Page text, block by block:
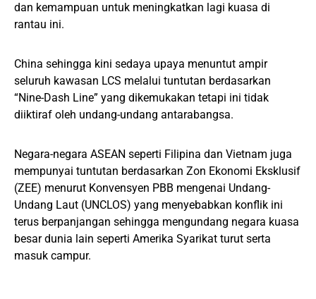
dan kemampuan untuk meningkatkan lagi kuasa di
rantau ini.
China sehingga kini sedaya upaya menuntut ampir
seluruh kawasan LCS melalui tuntutan berdasarkan
“Nine-Dash Line” yang dikemukakan tetapi ini tidak
diiktiraf oleh undang-undang antarabangsa.
Negara-negara ASEAN seperti Filipina dan Vietnam juga
mempunyai tuntutan berdasarkan Zon Ekonomi Eksklusif
(ZEE) menurut Konvensyen PBB mengenai Undang-
Undang Laut (UNCLOS) yang menyebabkan konflik ini
terus berpanjangan sehingga mengundang negara kuasa
besar dunia lain seperti Amerika Syarikat turut serta
masuk campur.